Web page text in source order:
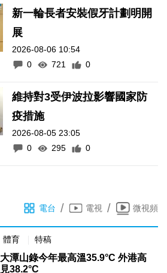
新一輪長者安裝假牙計劃明開
展
2026-08-06 10:54
0
721 0
維持對3受伊波拉影響國家防
疫措施
2026-08-05 23:05
0
295 0
電台 / 電視 / 微視頻
體育 特稿
大潭山錄今年最高溫35.9°C 外港高
見38.2°C